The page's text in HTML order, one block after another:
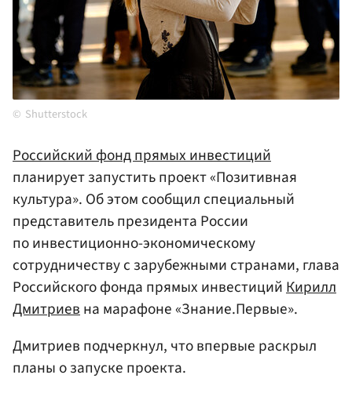
Shutterstock
Российский фонд прямых инвестиций
планирует запустить проект «Позитивная
культура». Об этом cообщил специальный
представитель президента России
по инвестиционно-экономическому
сотрудничеству с зарубежными странами, глава
Российского фонда прямых инвестицийКирилл
Дмитриевна марафоне «Знание.Первые».
Дмитриев подчеркнул, что впервые раскрыл
планы о запуске проекта.